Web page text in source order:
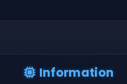
Information